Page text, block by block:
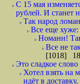
С 15 мая
рублей. И станет
Так народ
Все еще хуже:
Номанн!
Все не
[1018]
Это сладкое
Хотел взять на
идёт в